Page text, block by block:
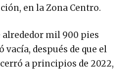
en la Zona Centro.
alrededor mil 900 pies
vacía, después de que el
a principios de 2022,